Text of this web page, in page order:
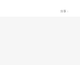
分享：